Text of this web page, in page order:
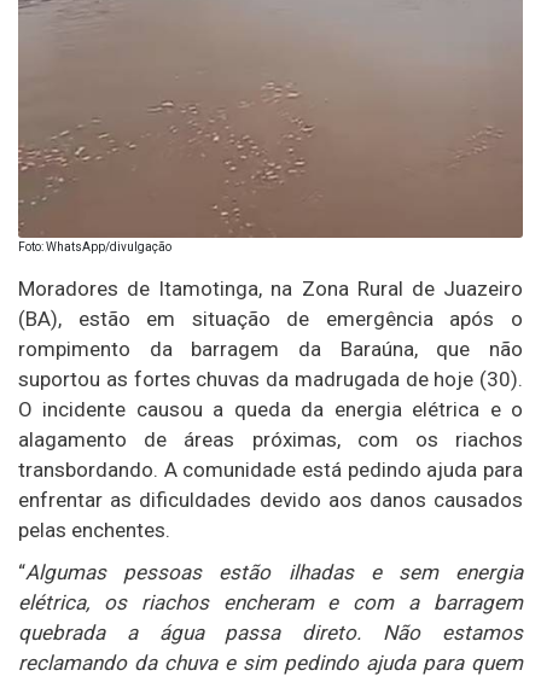
Foto: WhatsApp/divulgação
Moradores de Itamotinga, na Zona Rural de Juazeiro
(BA), estão em situação de emergência após o
rompimento da barragem da Baraúna, que não
suportou as fortes chuvas da madrugada de hoje (30).
O incidente causou a queda da energia elétrica e o
alagamento de áreas próximas, com os riachos
transbordando. A comunidade está pedindo ajuda para
enfrentar as dificuldades devido aos danos causados
pelas enchentes.
“Algumas pessoas estão ilhadas e sem energia
elétrica, os riachos encheram e com a barragem
quebrada a água passa direto. Não estamos
reclamando da chuva e sim pedindo ajuda para quem